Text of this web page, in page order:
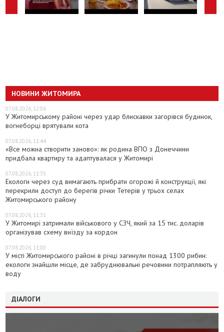
НОВИНИ ЖИТОМИРА
07.08.2026, 12:06
У Житомирському районі через удар блискавки загорівся будинок,
вогнеборці врятували кота
07.08.2026, 11:44
«Все можна створити заново»: як родина ВПО з Донеччини
придбала квартиру та адаптувалася у Житомирі
07.08.2026, 11:35
Екологи через суд вимагають прибрати огорожі й конструкції, які
перекрили доступ до берегів річки Тетерів у трьох селах
Житомирського району
07.08.2026, 11:31
У Житомирі затримали військового у СЗЧ, який за 15 тис. доларів
організував схему виїзду за кордон
07.08.2026, 11:00
У місті Житомирського районі в річці загинули понад 1300 рибин:
екологи знайшли місце, де забруднювальні речовини потрапляють у
воду
ДІАЛОГИ